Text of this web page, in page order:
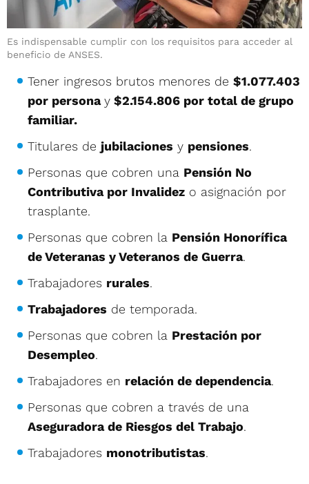
Es indispensable cumplir con los requisitos para acceder al
beneficio de ANSES.
Tener ingresos brutos menores de $1.077.403
por personay $2.154.806 por total de grupo
familiar.
Titulares de jubilaciones y pensiones.
Personas que cobren una Pensión No
Contributiva por Invalidez o asignación por
trasplante.
Personas que cobren la Pensión Honorífica
de Veteranas y Veteranos de Guerra.
Trabajadores rurales.
Trabajadores de temporada.
Personas que cobren la Prestación por
Desempleo.
Trabajadores en relación de dependencia.
Personas que cobren a través de una
Aseguradora de Riesgos del Trabajo.
Trabajadores monotributistas.